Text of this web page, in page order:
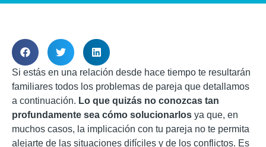
Si estás en una relación desde hace tiempo te resultarán
familiares todos los problemas de pareja que detallamos
a continuación. Lo que quizás no conozcas tan
profundamente sea cómo solucionarlos ya que, en
muchos casos, la implicación con tu pareja no te permita
alejarte de las situaciones difíciles y de los conflictos. Es